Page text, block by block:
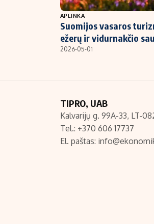
NT ir statybos
APLINKA
Suomijos vasaros
ežerų ir vidurnakčio
2026-05-01
TIPRO, UAB
Kalvarijų g. 99A-33, LT-
Tel.: +370 606 17737
El. paštas: